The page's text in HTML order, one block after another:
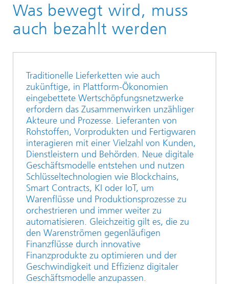
Presse / Medien
Ausgabe #22
Was bewegt wird, muss
auch bezahlt werden
Traditionelle Lieferketten wie auch
zukünftige, in Plattform-Ökonomien
eingebettete Wertschöpfungsnetzwerke
erfordern das Zusammenwirken unzähliger
Akteure und Prozesse. Lieferanten von
Rohstoffen, Vorprodukten und Fertigwaren
interagieren mit einer Vielzahl von Kunden,
Dienstleistern und Behörden. Neue digitale
Geschäftsmodelle entstehen und nutzen
Schlüsseltechnologien wie Blockchains,
Smart Contracts, KI oder IoT, um
Warenflüsse und Produktionsprozesse zu
orchestrieren und immer weiter zu
automatisieren. Gleichzeitig gilt es, die zu
den Warenströmen gegenläufigen
Finanzflüsse durch innovative
Finanzprodukte zu optimieren und der
Geschwindigkeit und Effizienz digitaler
Geschäftsmodelle anzupassen.